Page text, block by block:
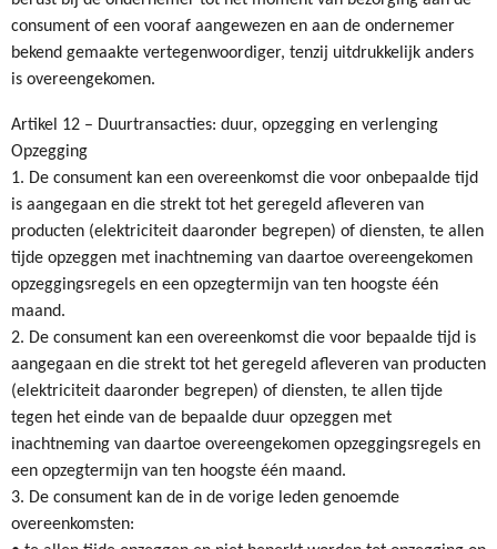
consument of een vooraf aangewezen en aan de ondernemer
bekend gemaakte vertegenwoordiger, tenzij uitdrukkelijk anders
is overeengekomen.
Artikel 12 – Duurtransacties: duur, opzegging en verlenging
Opzegging
1. De consument kan een overeenkomst die voor onbepaalde tijd
is aangegaan en die strekt tot het geregeld afleveren van
producten (elektriciteit daaronder begrepen) of diensten, te allen
tijde opzeggen met inachtneming van daartoe overeengekomen
opzeggingsregels en een opzegtermijn van ten hoogste één
maand.
2. De consument kan een overeenkomst die voor bepaalde tijd is
aangegaan en die strekt tot het geregeld afleveren van producten
(elektriciteit daaronder begrepen) of diensten, te allen tijde
tegen het einde van de bepaalde duur opzeggen met
inachtneming van daartoe overeengekomen opzeggingsregels en
een opzegtermijn van ten hoogste één maand.
3. De consument kan de in de vorige leden genoemde
overeenkomsten: